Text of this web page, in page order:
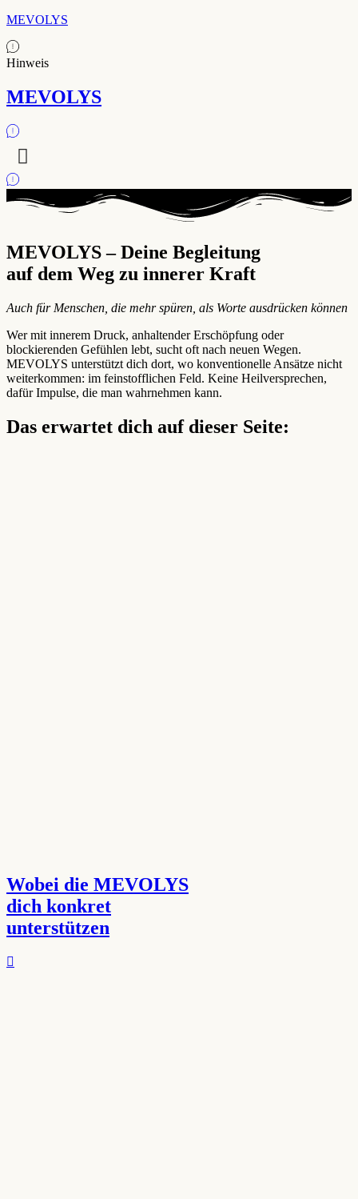
MEVOLYS
Hinweis
MEVOLYS
MEVOLYS – Deine Begleitung
auf dem Weg zu innerer Kraft
Auch für Menschen, die mehr spüren, als Worte ausdrücken können
Wer mit innerem Druck, anhaltender Erschöpfung oder
blockierenden Gefühlen lebt, sucht oft nach neuen Wegen.
MEVOLYS unterstützt dich dort, wo konventionelle Ansätze nicht
weiterkommen: im feinstofflichen Feld. Keine Heilversprechen,
dafür Impulse, die man wahrnehmen kann.
Das erwartet dich auf dieser Seite:
Wobei die MEVOLYS
dich konkret
unterstützen